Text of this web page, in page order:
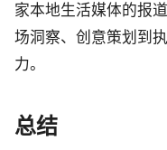
家本地生活媒体的报
场洞察、创意策划到
力。
总结